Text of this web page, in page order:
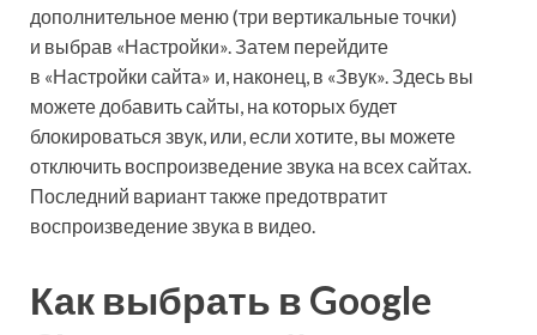
дополнительное меню (три вертикальные точки)
и выбрав «Настройки». Затем перейдите
в «Настройки сайта» и, наконец, в «Звук». Здесь вы
можете добавить сайты, на которых будет
блокироваться звук, или, если хотите, вы можете
отключить воспроизведение звука на всех сайтах.
Последний вариант также предотвратит
воспроизведение звука в видео.
Как выбрать в Google